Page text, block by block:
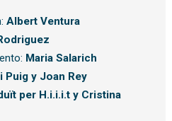
Albert Ventura
Maria Salarich
Puig y Joan Rey
per H.i.i.i.t y Cristina